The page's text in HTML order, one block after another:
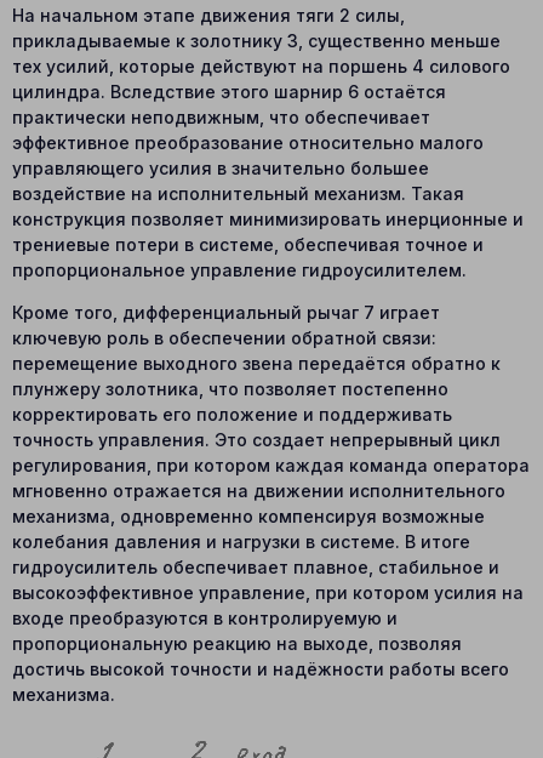
На начальном этапе движения тяги 2 силы,
прикладываемые к золотнику 3, существенно меньше
тех усилий, которые действуют на поршень 4 силового
цилиндра. Вследствие этого шарнир 6 остаётся
практически неподвижным, что обеспечивает
эффективное преобразование относительно малого
управляющего усилия в значительно большее
воздействие на исполнительный механизм. Такая
конструкция позволяет минимизировать инерционные и
трениевые потери в системе, обеспечивая точное и
пропорциональное управление гидроусилителем.
Кроме того, дифференциальный рычаг 7 играет
ключевую роль в обеспечении обратной связи:
перемещение выходного звена передаётся обратно к
плунжеру золотника, что позволяет постепенно
корректировать его положение и поддерживать
точность управления. Это создает непрерывный цикл
регулирования, при котором каждая команда оператора
мгновенно отражается на движении исполнительного
механизма, одновременно компенсируя возможные
колебания давления и нагрузки в системе. В итоге
гидроусилитель обеспечивает плавное, стабильное и
высокоэффективное управление, при котором усилия на
входе преобразуются в контролируемую и
пропорциональную реакцию на выходе, позволяя
достичь высокой точности и надёжности работы всего
механизма.